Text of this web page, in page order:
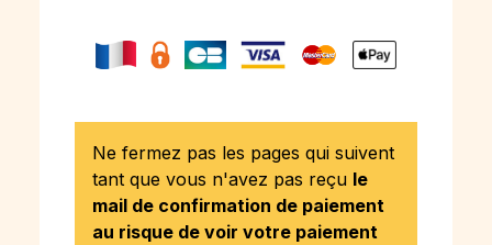
Ne fermez pas les pages qui suivent
tant que vous n'avez pas reçu le
mail de confirmation de paiement
au risque de voir votre paiement